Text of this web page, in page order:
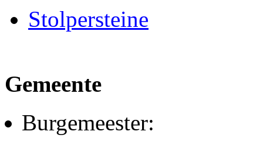
Stolpersteine
Gemeente
Burgemeester: